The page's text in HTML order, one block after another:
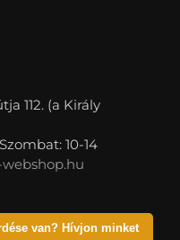
van? Hívjon minket
112. (a Király
10-14